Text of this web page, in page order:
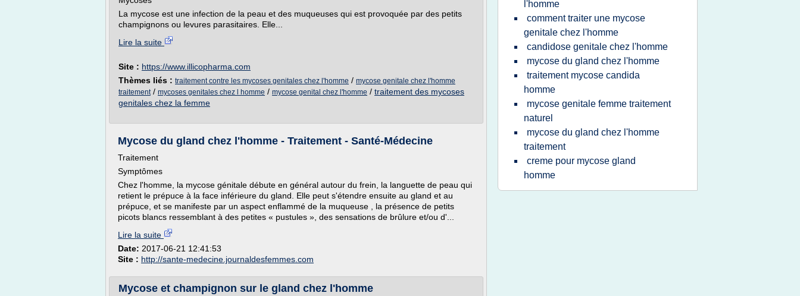
La mycose est une infection de la peau et des muqueuses qui est provoquée par des petits
champignons ou levures parasitaires. Elle...
Lire la suite
Site : https://www.illicopharma.com
Thèmes liés : traitement contre les mycoses genitales chez l'homme / mycose genitale chez l'homme
traitement/ mycoses genitales chez l homme / mycose genital chez l'homme / traitement des mycoses
genitales chez la femme
Mycose du gland chez l'homme - Traitement - Santé-Médecine
Traitement
Symptômes
Chez l'homme, la mycose génitale débute en général autour du frein, la languette de peau qui
retient le prépuce à la face inférieure du gland. Elle peut s'étendre ensuite au gland et au
prépuce, et se manifeste par un aspect enflammé de la muqueuse , la présence de petits
picots blancs ressemblant à des petites « pustules », des sensations de brûlure et/ou d'...
Lire la suite
Date: 2017-06-21 12:41:53
Site : http://sante-medecine.journaldesfemmes.com
Mycose et champignon sur le gland chez l'homme
l'homme
comment traiter une mycose
genitale chez l'homme
candidose genitale chez l'homme
mycose du gland chez l'homme
traitement mycose candida
homme
mycose genitale femme traitement
naturel
mycose du gland chez l'homme
traitement
creme pour mycose gland
homme